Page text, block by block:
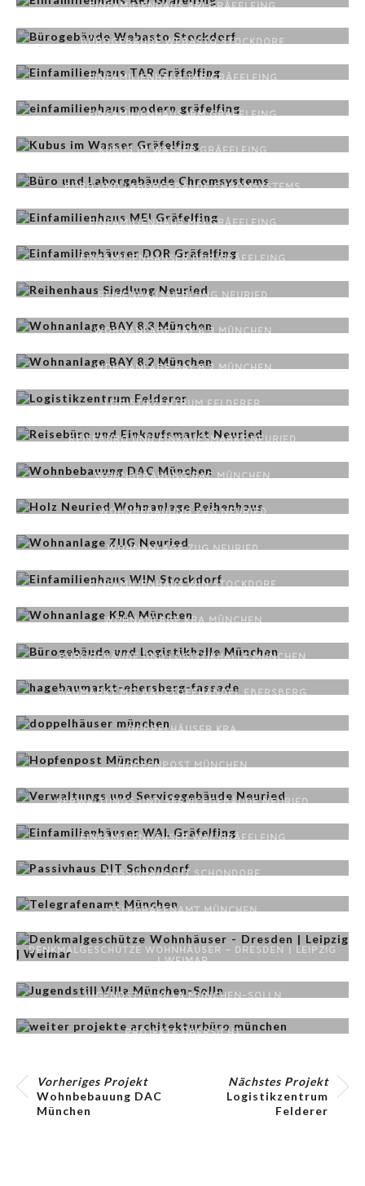
EINFAMILIENHAUS ARI GRÄFELFING
BÜROGEBÄUDE WEBASTO STOCKDORF
EINFAMILIENHAUS TAR GRÄFELFING
EINFAMILIENHAUS IRM GRÄFELFING
KUBUS IM WASSER GRÄFELFING
BÜRO UND LABORGEBÄUDE CHROMSYSTEMS
EINFAMILIENHAUS MEI GRÄFELFING
EINFAMILIENHÄUSER DOR GRÄFELFING
REIHENHAUSSIEDLUNG NEURIED
WOHNANLAGE BAY 8.3 MÜNCHEN
WOHNANLAGE BAY 8.2 MÜNCHEN
LOGISTIKZENTRUM FELDERER
REISEBÜRO UND EINKAUFSMARKT NEURIED
WOHNBEBAUUNG DAC MÜNCHEN
WOHNBEBAUUNG ZUG NEURIED
WOHNANLAGE ZUG NEURIED
EINFAMILIENHAUS WIN STOCKDORF
WOHNANLAGE KRA MÜNCHEN
BÜROGEBÄUDE UND LOGISTIKHALLE MÜNCHEN
BAUMARKT MIT BAUSTOFFHANDEL EBERSBERG
DOPPELHÄUSER KRA
HOPFENPOST MÜNCHEN
VERWALTUNGS UND SERVICEGEBÄUDE NEURIED
EINFAMILIENHÄUSER WAL GRÄFELFING
PASSIVHAUS DIT SCHONDORF
TELEGRAFENAMT MÜNCHEN
DENKMALGESCHÜTZE WOHNHÄUSER – DRESDEN | LEIPZIG
| WEIMAR
JUGENDSTILL VILLA MÜNCHEN-SOLLN
PROJEKTE ÜBERSICHT
Vorheriges Projekt
Wohnbebauung DAC
München
Nächstes Projekt
Logistikzentrum
Felderer